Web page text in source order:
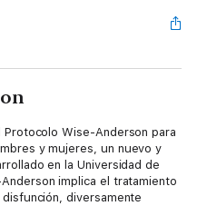
Wise-Anderson para
y mujeres, un nuevo y
en la Universidad de
implica el tratamiento
diversamente